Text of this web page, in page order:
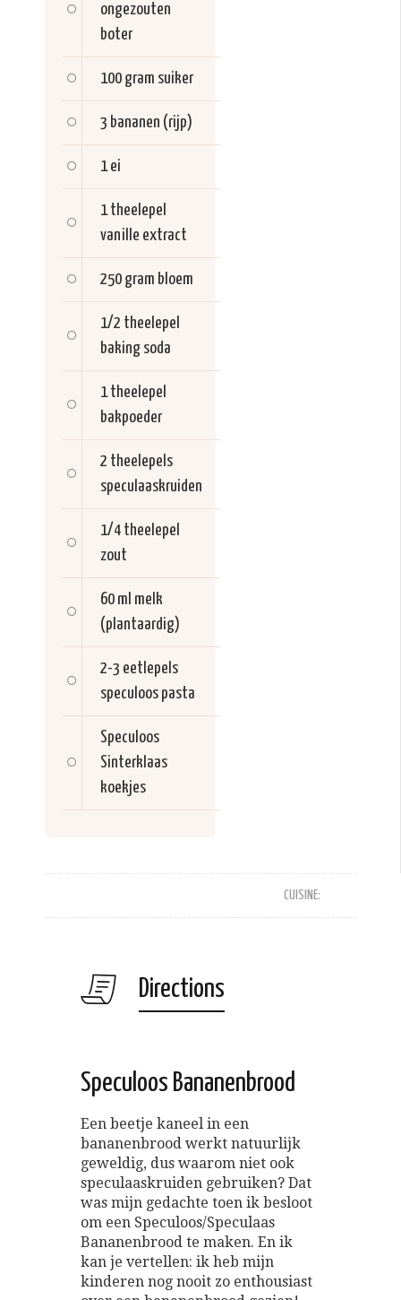
ongezouten
boter
100 gram suiker
3 bananen (rijp)
1 ei
1 theelepel
vanille extract
250 gram bloem
1/2 theelepel
baking soda
1 theelepel
bakpoeder
2 theelepels
speculaaskruiden
1/4 theelepel
zout
60 ml melk
(plantaardig)
2-3 eetlepels
speculoos pasta
Speculoos
Sinterklaas
koekjes
CUISINE:
Directions
Speculoos Bananenbrood
Een beetje kaneel in een
bananenbrood werkt natuurlijk
geweldig, dus waarom niet ook
speculaaskruiden gebruiken? Dat
was mijn gedachte toen ik besloot
om een Speculoos/Speculaas
Bananenbrood te maken. En ik
kan je vertellen: ik heb mijn
kinderen nog nooit zo enthousiast